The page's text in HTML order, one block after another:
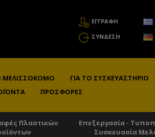
ΕΓΓΡΑΦΗ
ΣΎΝΔΕΣΗ
ΜΕΛΙΣΣΟΚΌΜΟ
ΓΙΑ ΤΟ ΣΥΣΚΕΥΑΣΤΉΡΙΟ
ΠΡΟΣΦΟΡΈΣ
Πλαστικών
Επεξεργασία -
Συσκευασία